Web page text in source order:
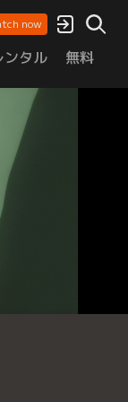
now
ンタル 無料